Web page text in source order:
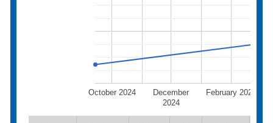
October 2024
December
2024
February 2025